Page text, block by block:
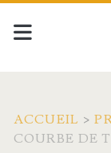
ACCUEIL >
COURBE DE